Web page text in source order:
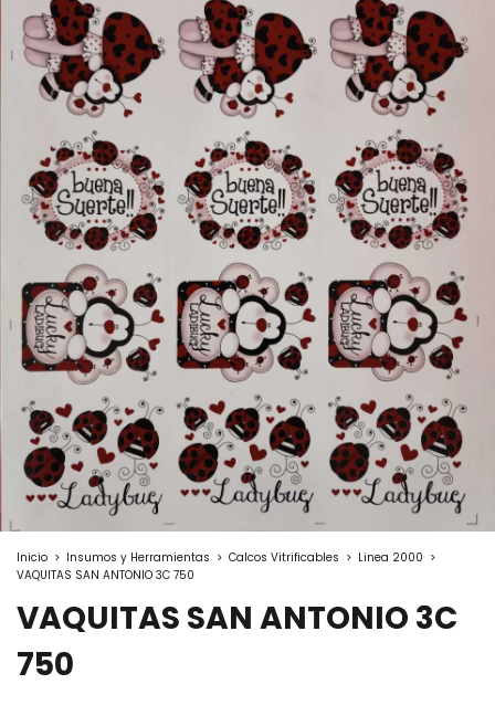
Inicio > Insumos y Herramientas > Calcos Vitrificables > Linea 2000 >
VAQUITAS SAN ANTONIO 3C 750
VAQUITAS SAN ANTONIO 3C
750